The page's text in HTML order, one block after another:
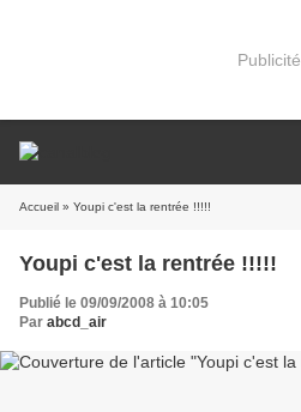
Publicité
Accueil » Youpi c'est la rentrée !!!!!
Youpi c'est la rentrée !!!!!
Publié le 09/09/2008 à 10:05
Par abcd_air